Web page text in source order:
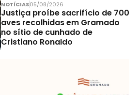
NOTÍCIAS05/08/2026
Justiça proíbe sacrifício de 700
aves recolhidas em Gramado
no sítio de cunhado de
Cristiano Ronaldo